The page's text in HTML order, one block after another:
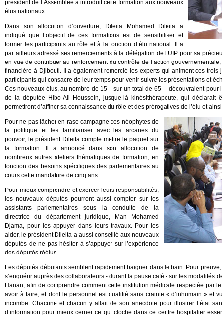
président de l’Assemblée a introduit cette formation aux nouveaux
élus nationaux.
Dans son allocution d’ouverture, Dileita Mohamed Dileita a
indiqué que l’objectif de ces formations est de sensibiliser et
former les participants au rôle et à la fonction d’élu national. Il a
par ailleurs adressé ses remerciements à la délégation de l’UIP pour sa
en vue de contribuer au renforcement du contrôle de l’action
financière à Djibouti. Il a également remercié les experts qui animent ces
participants qui consacre de leur temps pour venir suivre les présentations et
Ces nouveaux élus, au nombre de 15 – sur un total de 65 –, découvraient pour
de la députée Hibo Ali Houssein, jusque-là kinésithérapeute, qui
permettront d’affiner sa connaissance du rôle et des prérogatives de l’élu et
Pour ne pas lâcher en rase campagne ces néophytes de
la politique et les familiariser avec les arcanes du
pouvoir, le président Dileita compte mettre le paquet sur
la formation. Il a annoncé dans son allocution de
nombreux autres ateliers thématiques de formation, en
fonction des besoins spécifiques des parlementaires au
cours cette mandature de cinq ans.
Pour mieux comprendre et exercer leurs responsabilités,
les nouveaux députés pourront aussi compter sur les
assistants parlementaires sous la conduite de la
directrice du département juridique, Man Mohamed
Djama, pour les appuyer dans leurs travaux. Pour les
aider, le président Dileita a aussi conseillé aux nouveaux
députés de ne pas hésiter à s’appuyer sur l’expérience
des députés réélus.
Les députés débutants semblent rapidement baigner dans le bain. Pour
s’enquérir auprès des collaborateurs - durant la pause café - sur les modalités
Hanan, afin de comprendre comment cette institution médicale respectée par
avoir à faire, et dont le personnel est qualifié sans crainte « d’inhumain » et
incombe. Chacune et chacun y allait de son anecdote pour illustrer l’état
d’information pour mieux cerner ce qui cloche dans ce centre hospitalier